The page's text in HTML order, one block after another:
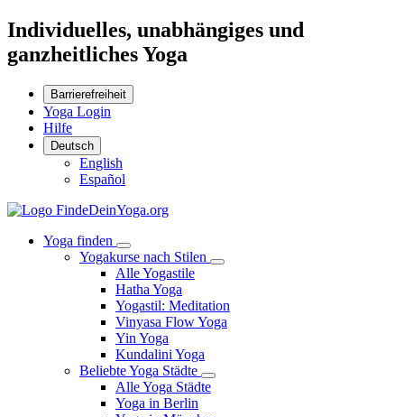
Individuelles, unabhängiges und
ganzheitliches Yoga
Barrierefreiheit
Yoga Login
Hilfe
Deutsch
English
Español
Yoga finden
Yogakurse nach Stilen
Alle Yogastile
Hatha Yoga
Yogastil: Meditation
Vinyasa Flow Yoga
Yin Yoga
Kundalini Yoga
Beliebte Yoga Städte
Alle Yoga Städte
Yoga in Berlin